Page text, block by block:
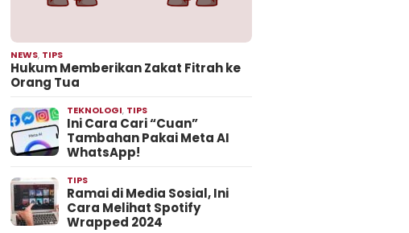
NEWS, TIPS
Hukum Memberikan Zakat Fitrah ke
Orang Tua
TEKNOLOGI, TIPS
Ini Cara Cari “Cuan”
Tambahan Pakai Meta AI
WhatsApp!
TIPS
Ramai di Media Sosial, Ini
Cara Melihat Spotify
Wrapped 2024